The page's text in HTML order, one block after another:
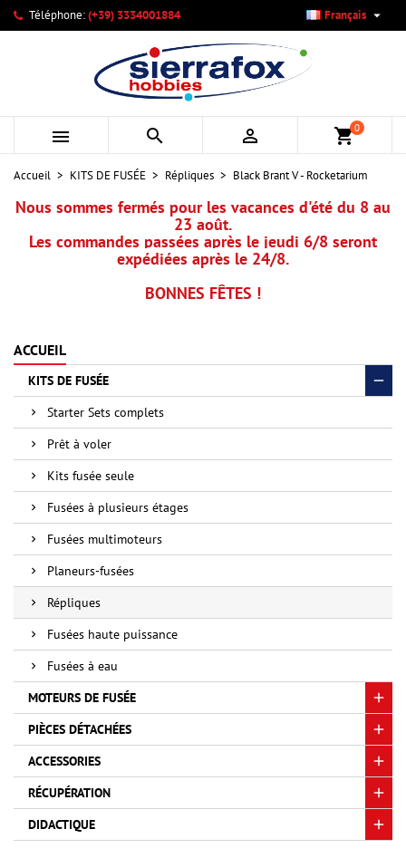
Téléphone:(+39) 3334001884 Français 
   shopping_cart0
Accueil KITS DE FUSÉE Répliques Black Brant V - Rocketarium
Nous sommes fermés pour les vacances d'été du 8 au
23 août.
Les commandes passées après le jeudi 6/8 seront
expédiées après le 24/8.
BONNES FÊTES !
ACCUEIL
KITS DE FUSÉE
Starter Sets complets
Prêt à voler
Kits fusée seule
Fusées à plusieurs étages
Fusées multimoteurs
Planeurs-fusées
Répliques
Fusées haute puissance
Fusées à eau
MOTEURS DE FUSÉE
PIÈCES DÉTACHÉES
ACCESSORIES
RÉCUPÉRATION
DIDACTIQUE
Mes listes d'envies ×
Créer une nouvelle liste
Créer une liste d'envies ×
Nom de la liste d'envies
Annuler Créer une liste d'envies
Connexion ×
Vous devez être connecté pour ajouter des produits à votre
liste d'envies.
Annuler Connexion